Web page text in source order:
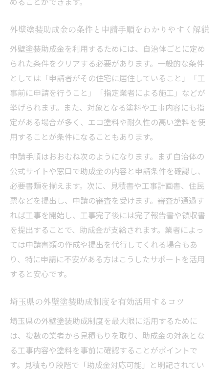
外壁塗装助成金の条件と申請手順をわかりやすく解説
外壁塗装助成金を利用するためには、自治体ごとに定め
られた条件をクリアする必要があります。一般的な条件
としては「申請者がその住宅に居住していること」「工
事前に申請を行うこと」「指定業者による施工」などが
挙げられます。また、対象となる塗料や工事内容にも指
定がある場合が多く、エコ塗料や耐久性の高い塗料を使
用することが条件になることもあります。
申請手順はおおむね次のようになります。まず自治体の
公式サイトや窓口で助成金の内容と申請条件を確認し、
必要書類を揃えます。次に、見積書や工事計画書、住民
票などを提出し、申請の審査を受けます。審査が通過す
れば工事を開始し、工事完了後には完了報告書や領収書
を提出することで、助成金が支給されます。業者によっ
ては申請書類の作成や提出を代行してくれる場合もあ
り、特に申請に不安がある方はこうしたサポートを活用
すると安心です。
埼玉県の外壁塗装助成制度を有効活用するコツ
埼玉県の外壁塗装助成制度を最大限に活用するために
は、複数の業者から見積もりを取り、助成金の対象とな
る工事内容や塗料を事前に確認することがポイントで
す。見積もり段階で「助成金対応可能」と明記されてい